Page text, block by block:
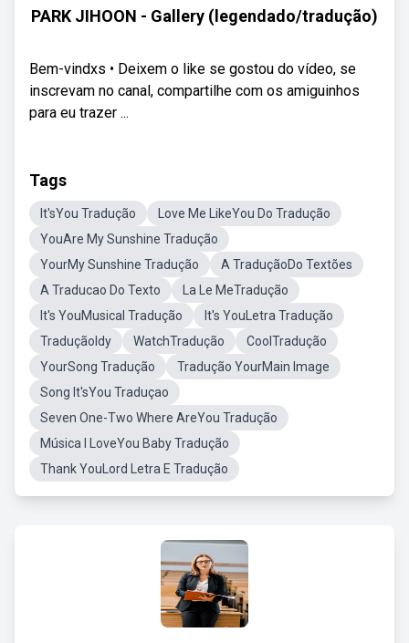
PARK JIHOON - Gallery (legendado/tradução)
Bem-vindxs • Deixem o like se gostou do vídeo, se
inscrevam no canal, compartilhe com os amiguinhos
para eu trazer ...
Tags
It'sYou Tradução
Love Me LikeYou Do Tradução
YouAre My Sunshine Tradução
YourMy Sunshine Tradução
A TraduçãoDo Textões
A Traducao Do Texto
La Le MeTradução
It's YouMusical Tradução
It's YouLetra Tradução
TraduçãoIdy
WatchTradução
CoolTradução
YourSong Tradução
Tradução YourMain Image
Song It'sYou Traduçao
Seven One-Two Where AreYou Tradução
Música I LoveYou Baby Tradução
Thank YouLord Letra E Tradução